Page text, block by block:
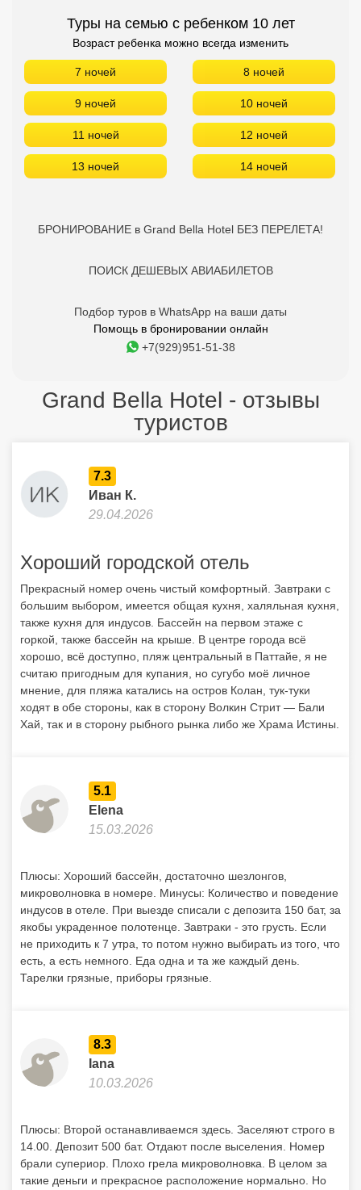
Туры на семью с ребенком 10 лет
Возраст ребенка можно всегда изменить
7 ночей 8 ночей
9 ночей 10 ночей
11 ночей 12 ночей
13 ночей 14 ночей
БРОНИРОВАНИЕ в Grand Bella Hotel БЕЗ ПЕРЕЛЕТА!
ПОИСК ДЕШЕВЫХ АВИАБИЛЕТОВ
Подбор туров в WhatsApp на ваши даты
Помощь в бронировании онлайн
+7(929)951-51-38
Grand Bella Hotel - отзывы
туристов
7.3
Иван К.
29.04.2026
Хороший городской отель
Прекрасный номер очень чистый комфортный. Завтраки с
большим выбором, имеется общая кухня, халяльная кухня,
также кухня для индусов. Бассейн на первом этаже с
горкой, также бассейн на крыше. В центре города всё
хорошо, всё доступно, пляж центральный в Паттайе, я не
считаю пригодным для купания, но сугубо моё личное
мнение, для пляжа катались на остров Колан, тук-туки
ходят в обе стороны, как в сторону Волкин Стрит — Бали
Хай, так и в сторону рыбного рынка либо же Храма Истины.
5.1
Elena
15.03.2026
Плюсы: Хороший бассейн, достаточно шезлонгов,
микроволновка в номере. Минусы: Количество и поведение
индусов в отеле. При выезде списали с депозита 150 бат, за
якобы украденное полотенце. Завтраки - это грусть. Если
не приходить к 7 утра, то потом нужно выбирать из того, что
есть, а есть немного. Еда одна и та же каждый день.
Тарелки грязные, приборы грязные.
8.3
Iana
10.03.2026
Плюсы: Второй останавливаемся здесь. Заселяют строго в
14.00. Депозит 500 бат. Отдают после выселения. Номер
брали супериор. Плохо грела микроволновка. В целом за
такие деньги и прекрасное расположение нормально. Но